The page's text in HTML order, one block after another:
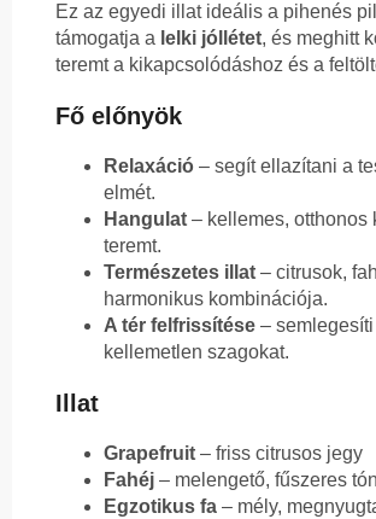
Ez az egyedi illat ideális a pihenés
támogatja a lelki jóllétet, és meghitt
teremt a kikapcsolódáshoz és a
Fő előnyök
Relaxáció – segít ellazítani a
elmét.
Hangulat – kellemes, otthonos
teremt.
Természetes illat – citrusok,
harmonikus kombinációja.
A tér felfrissítése – semlegesíti
kellemetlen szagokat.
Illat
Grapefruit – friss citrusos jegy
Fahéj – melengető, fűszeres
Egzotikus fa – mély,